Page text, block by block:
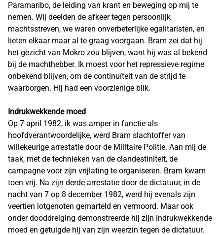
Paramaribo, de leiding van krant en beweging op mij te
nemen. Wij deelden de afkeer tegen persoonlijk
machtsstreven, we waren onverbeterlijke egalitaristen, en
lieten elkaar maar al te graag voorgaan. Bram zei dat hij
het gezicht van Mokro zou blijven, want hij was al bekend
bij de machthebber. Ik moest voor het repressieve regime
onbekend blijven, om de continuïteit van de strijd te
waarborgen. Hij had een voorzienige blik.
Indrukwekkende moed
Op 7 april 1982, ik was amper in functie als
hoofdverantwoordelijke, werd Bram slachtoffer van
willekeurige arrestatie door de Militaire Politie. Aan mij de
taak, met de technieken van de clandestiniteit, de
campagne voor zijn vrijlating te organiseren. Bram kwam
toen vrij. Na zijn derde arrestatie door de dictatuur, in de
nacht van 7 op 8 december 1982, werd hij evenals zijn
veertien lotgenoten gemarteld en vermoord. Maar ook
onder dooddreiging demonstreerde hij zijn indrukwekkende
moed en getuigde hij van zijn weerzin tegen de dictatuur.